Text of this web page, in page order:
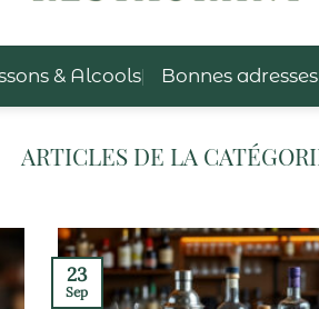
& Alcools Bonnes adresses
23
Sep